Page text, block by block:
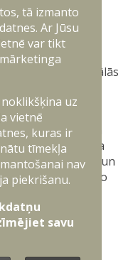
piedalīsies
spēku
1.
un 3. Latgales
daudznacionālās
organizē
brigāde, un
nosaukuma
aptumsums” un
savstarpējo
un NATO
tā izmanto
Ar Jūsu
var tikt
uz
vietnē
kuras ir
tīmekļa
nav
piekrišanu.
savu